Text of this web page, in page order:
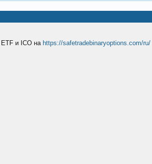
и ICO на https://safetradebinaryoptions.com/ru/